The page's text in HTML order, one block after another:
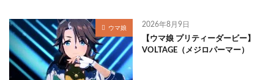
ウマ娘 2026年8月9日
【ウマ娘 プリティーダービー】
VOLTAGE（メジロパーマー）